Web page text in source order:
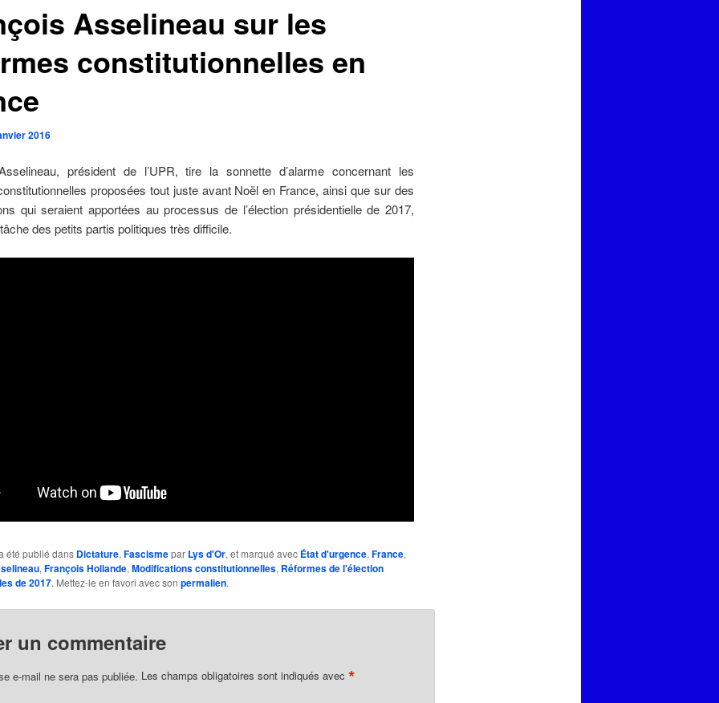
Asselineau sur les
constitutionnelles en
2016
président de l’UPR, tire la sonnette d’alarme concernant les
proposées tout juste avant Noël en France, ainsi que sur des
qui seraient apportées au processus de l’élection présidentielle de 2017,
des petits partis politiques très difficile.
été publié dans Dictature, Fascismepar Lys d'Or, et marqué avec État d'urgence, France,
, François Hollande, Modifications constitutionnelles, Réformes de l'élection
de 2017. Mettez-le en favori avec son permalien.
un commentaire
e-mail ne sera pas publiée. Les champs obligatoires sont indiqués avec *